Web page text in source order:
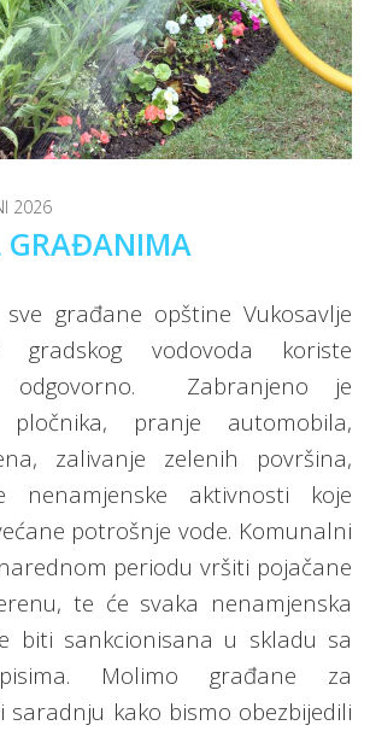
2026
GRAĐANIMA
građane opštine Vukosavlje
vodovoda koriste
Zabranjeno je
pločnika, pranje automobila,
zalivanje zelenih površina,
aktivnosti koje
potrošnje vode. Komunalni
periodu vršiti pojačane
te će svaka nenamjenska
biti sankcionisana u skladu sa
Molimo građane za
saradnju kako bismo obezbijedili